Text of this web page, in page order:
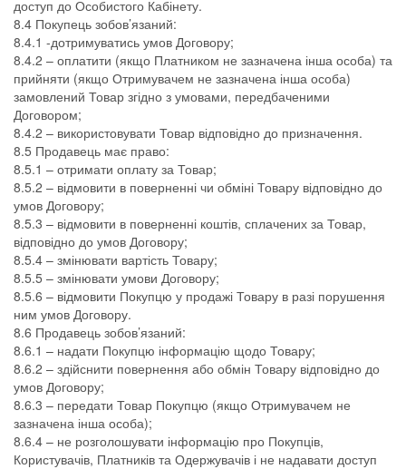
доступ до Особистого Кабінету.
8.4 Покупець зобов’язаний:
8.4.1 -дотримуватись умов Договору;
8.4.2 – оплатити (якщо Платником не зазначена інша особа) та
прийняти (якщо Отримувачем не зазначена інша особа)
замовлений Товар згідно з умовами, передбаченими
Договором;
8.4.2 – використовувати Товар відповідно до призначення.
8.5 Продавець має право:
8.5.1 – отримати оплату за Товар;
8.5.2 – відмовити в поверненні чи обміні Товару відповідно до
умов Договору;
8.5.3 – відмовити в поверненні коштів, сплачених за Товар,
відповідно до умов Договору;
8.5.4 – змінювати вартість Товару;
8.5.5 – змінювати умови Договору;
8.5.6 – відмовити Покупцю у продажі Товару в разі порушення
ним умов Договору.
8.6 Продавець зобов’язаний:
8.6.1 – надати Покупцю інформацію щодо Товару;
8.6.2 – здійснити повернення або обмін Товару відповідно до
умов Договору;
8.6.3 – передати Товар Покупцю (якщо Отримувачем не
зазначена інша особа);
8.6.4 – не розголошувати інформацію про Покупців,
Користувачів, Платників та Одержувачів і не надавати доступ